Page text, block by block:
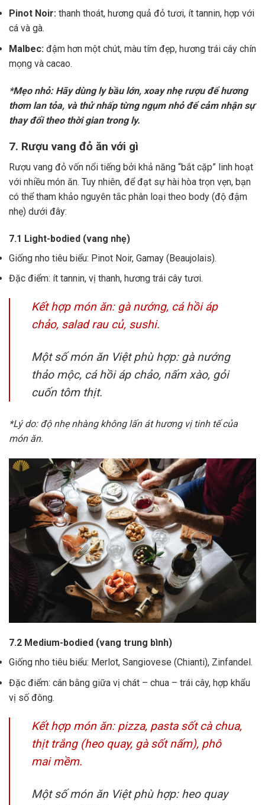
Pinot Noir: thanh thoát, hương quả đỏ tươi, ít tannin, hợp với
cá và gà.
Malbec: đậm hơn một chút, màu tím đẹp, hương trái cây chín
mọng và cacao.
*Mẹo nhỏ: Hãy dùng ly bầu lớn, xoay nhẹ rượu để hương
thơm lan tỏa, và thử nhấp từng ngụm nhỏ để cảm nhận sự
thay đổi theo thời gian trong ly.
7. Rượu vang đỏ ăn với gì
Rượu vang đỏ vốn nổi tiếng bởi khả năng “bắt cặp” linh hoạt
với nhiều món ăn. Tuy nhiên, để đạt sự hài hòa trọn vẹn, bạn
có thể tham khảo nguyên tắc phân loại theo body (độ đậm
nhẹ) dưới đây:
7.1 Light-bodied (vang nhẹ)
Giống nho tiêu biểu: Pinot Noir, Gamay (Beaujolais).
Đặc điểm: ít tannin, vị thanh, hương trái cây tươi.
Kết hợp món ăn: gà nướng, cá hồi áp
chảo, salad rau củ, sushi.
Một số món ăn Việt phù hợp: gà nướng
thảo mộc, cá hồi áp chảo, nấm xào, gỏi
cuốn tôm thịt.
*Lý do: độ nhẹ nhàng không lấn át hương vị tinh tế của
món ăn.
7.2 Medium-bodied (vang trung bình)
Giống nho tiêu biểu: Merlot, Sangiovese (Chianti), Zinfandel.
Đặc điểm: cân bằng giữa vị chát – chua – trái cây, hợp khẩu
vị số đông.
Kết hợp món ăn: pizza, pasta sốt cà chua,
thịt trắng (heo quay, gà sốt nấm), phô
mai mềm.
Một số món ăn Việt phù hợp: heo quay